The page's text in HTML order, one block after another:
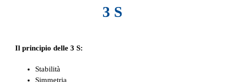
3 S
Il principio delle 3 S:
Stabilità
Simmetria